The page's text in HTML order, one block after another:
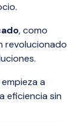
, como
revolucionado
a
eficiencia sin